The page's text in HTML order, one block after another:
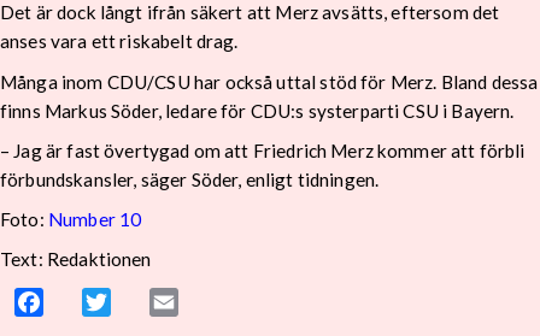
Det är dock långt ifrån säkert att Merz avsätts, eftersom det
anses vara ett riskabelt drag.
Många inom CDU/CSU har också uttal stöd för Merz. Bland dessa
finns Markus Söder, ledare för CDU:s systerparti CSU i Bayern.
– Jag är fast övertygad om att Friedrich Merz kommer att förbli
förbundskansler, säger Söder, enligt tidningen.
Foto: Number 10
Text: Redaktionen
Facebook Twitter